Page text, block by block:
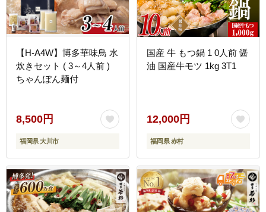
【H-A4W】博多華味鳥 水
炊きセット ( 3～4人前 )
ちゃんぽん麺付
8,500円
福岡県 大川市
国産 牛 もつ鍋 1 0人前 醤
油 国産牛モツ 1kg 3T1
12,000円
福岡県 赤村